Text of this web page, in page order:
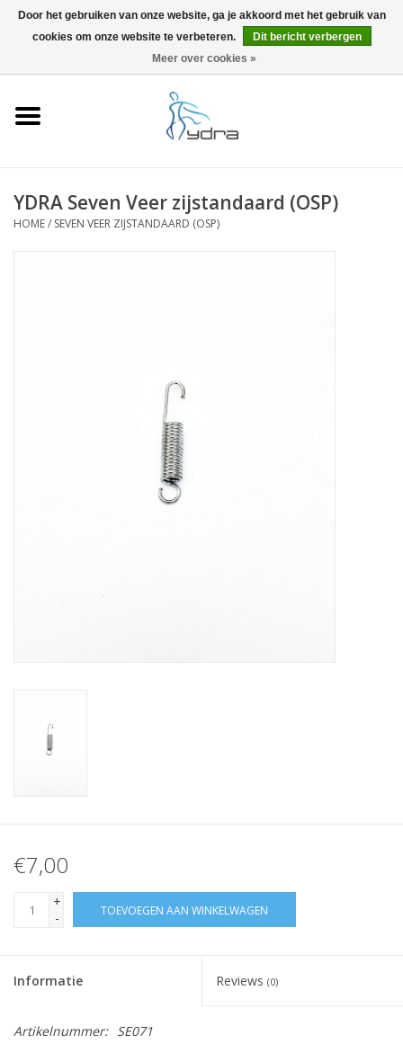
0 Artikelen - €0,00
YDRA Seven Veer zijstandaard (OSP)
HOME/ SEVEN VEER ZIJSTANDAARD (OSP)
€7,00
+
-
TOEVOEGEN AAN WINKELWAGEN
Informatie Reviews (0)
Artikelnummer: SE071
Door het gebruiken van onze website, ga je akkoord met het gebruik van
cookies om onze website te verbeteren.
Dit bericht verbergen
Meer over cookies »